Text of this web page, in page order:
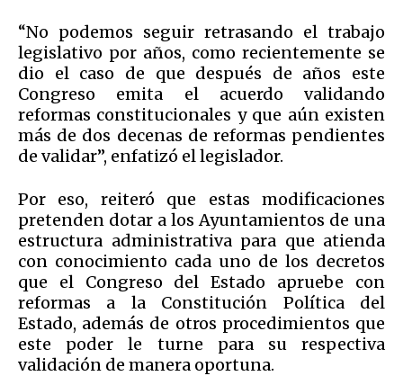
“No podemos seguir retrasando el trabajo
legislativo por años, como recientemente se
dio el caso de que después de años este
Congreso emita el acuerdo validando
reformas constitucionales y que aún existen
más de dos decenas de reformas pendientes
de validar”, enfatizó el legislador.
Por eso, reiteró que estas modificaciones
pretenden dotar a los Ayuntamientos de una
estructura administrativa para que atienda
con conocimiento cada uno de los decretos
que el Congreso del Estado apruebe con
reformas a la Constitución Política del
Estado, además de otros procedimientos que
este poder le turne para su respectiva
validación de manera oportuna.